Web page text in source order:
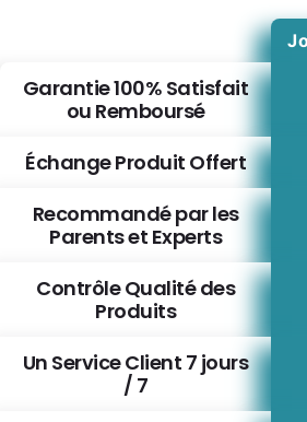
Garantie 100% Satisfait
ou Remboursé
Échange Produit Offert
Recommandé par les
Parents et Experts
Contrôle Qualité des
Produits
Un Service Client 7 jours
/ 7